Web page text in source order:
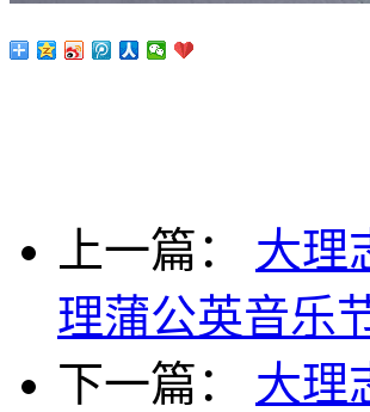
上一篇： 大理
理蒲公英音乐
下一篇： 大理